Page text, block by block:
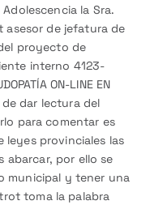
la Sra.
asesor de jefatura de
proyecto de
interno 4123-
ON-LINE EN
de dar lectura del
para comentar es
provinciales las
abarcar, por ello se
municipal y tener una
toma la palabra